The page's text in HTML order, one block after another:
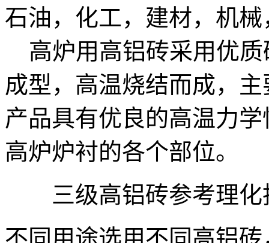
石油，化工，建材，机
高炉用高铝砖采用优质
成型，高温烧结而成，
产品具有优良的高温力
高炉炉衬的各个部位。
三级高铝砖参考理化
不同用途选用不同高铝